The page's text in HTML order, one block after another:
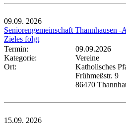
09.09. 2026
Seniorengemeinschaft Thannhausen
Zieles folgt
Termin:
09.09.2026
Kategorie:
Vereine
Ort:
Katholisches
Frühmeßstr. 9
86470
15.09. 2026